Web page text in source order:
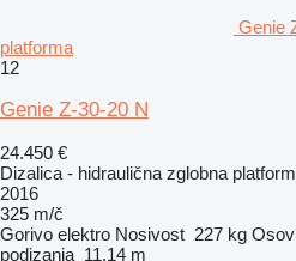
Genie
platforma
12
Genie Z-30-20 N
24.450 €
Dizalica - hidraulična zglobna
2016
325 m/č
Gorivo elektro Nosivost 227 kg
podizanja 11,14 m